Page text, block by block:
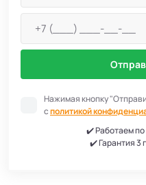
Нажимая кнопку
сполитикой
✔️ Работаем
✔️ Гарантия 3